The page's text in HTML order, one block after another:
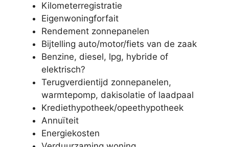
Kilometerregistratie
Eigenwoningforfait
Rendement zonnepanelen
Bijtelling auto/motor/fiets van de zaak
Benzine, diesel, lpg, hybride of
elektrisch?
Terugverdientijd zonnepanelen,
warmtepomp, dakisolatie of laadpaal
Krediethypotheek/opeethypotheek
Annuïteit
Energiekosten